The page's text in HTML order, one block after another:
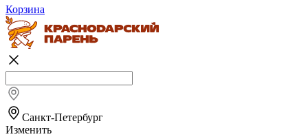
Корзина
Санкт-Петербург
Изменить